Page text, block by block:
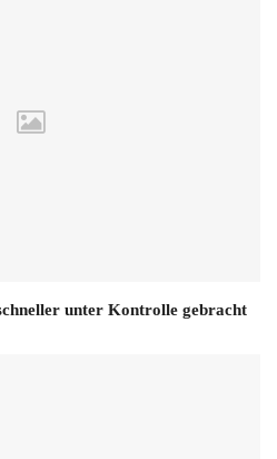
unter Kontrolle gebracht